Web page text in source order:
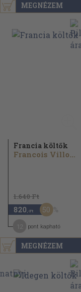
MEGNÉZEM
MEGNÉZEM
Francia költők
Francois Villon...
1.640 Ft
820 ,-Ft 50
pont kapható